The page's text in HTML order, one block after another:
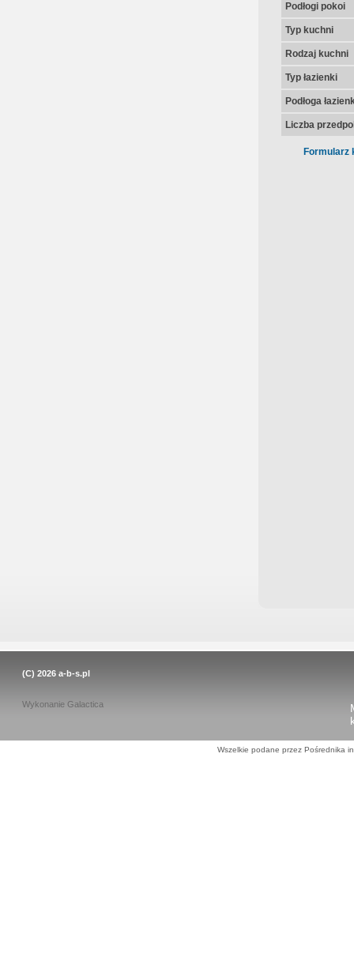
Podłogi pokoi
Typ kuchni
Rodzaj kuchni
Typ łazienki
Podłoga
Liczba
Formularz
(C) 2026 a-b-s.pl
Wykonanie Galactica
Wszelkie podane przez Pośrednika